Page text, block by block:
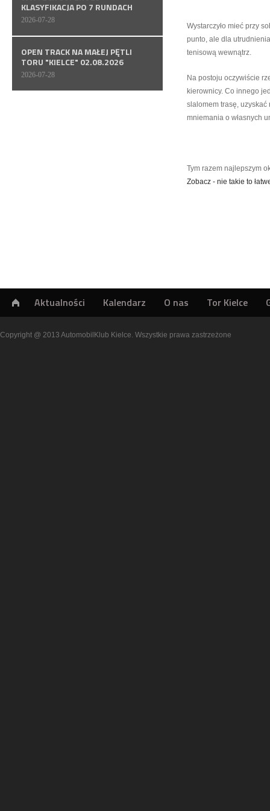
KLASYFIKACJA PO 7 RUNDACH
2026-07-28
OPEN TRACK NA MAŁEJ PĘTLI
TORU "KIELCE" 02.08.2026
2026-07-28
Wystarczyło mieć przy
punto, ale dla
tenisową wewnątrz.
Na postoju oczywiście
kierownicy. Co innego
slalomem trasę, uzyskać
mniemania o własnych
Tym razem najlepszym
Zobacz - nie takie to
Aktualności Kalendarz O nas Tor Kielce
Copyright @ 2013 AutomobilKlub Kielce. Wszystkie prawa zastrzeżone